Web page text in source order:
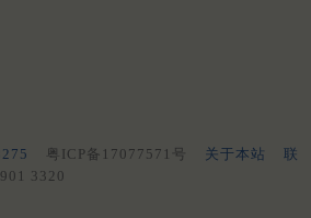
粤ICP备17077571号 关于本站
联
3320